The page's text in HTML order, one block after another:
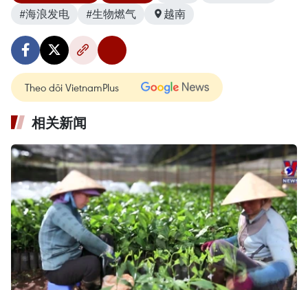
#海浪发电
#生物燃气 越南
Theo dõi VietnamPlus
相关新闻